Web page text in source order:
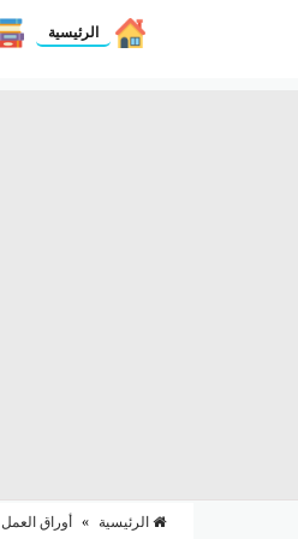
الرئيسية
الرئيسية » أوراق العمل